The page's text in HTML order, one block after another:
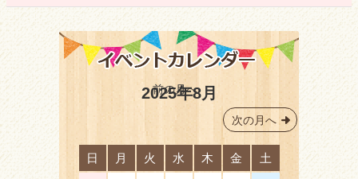
前の月へ
次の月へ
2025年8月
日 月 火 水 木 金 土